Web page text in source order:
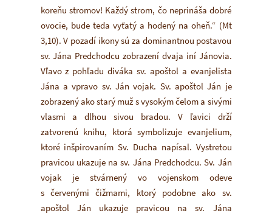
koreňu stromov! Každý strom, čo neprináša dobré
ovocie, bude teda vyťatý a hodený na oheň.“ (Mt
3,10). V pozadí ikony sú za dominantnou postavou
sv. Jána Predchodcu zobrazení dvaja iní Jánovia.
Vľavo z pohľadu diváka sv. apoštol a evanjelista
Jána a vpravo sv. Ján vojak. Sv. apoštol Ján je
zobrazený ako starý muž s vysokým čelom a sivými
vlasmi a dlhou sivou bradou. V ľavici drží
zatvorenú knihu, ktorá symbolizuje evanjelium,
ktoré inšpirovaním Sv. Ducha napísal. Vystretou
pravicou ukazuje na sv. Jána Predchodcu. Sv. Ján
vojak je stvárnený vo vojenskom odeve
s červenými čižmami, ktorý podobne ako sv.
apoštol Ján ukazuje pravicou na sv. Jána